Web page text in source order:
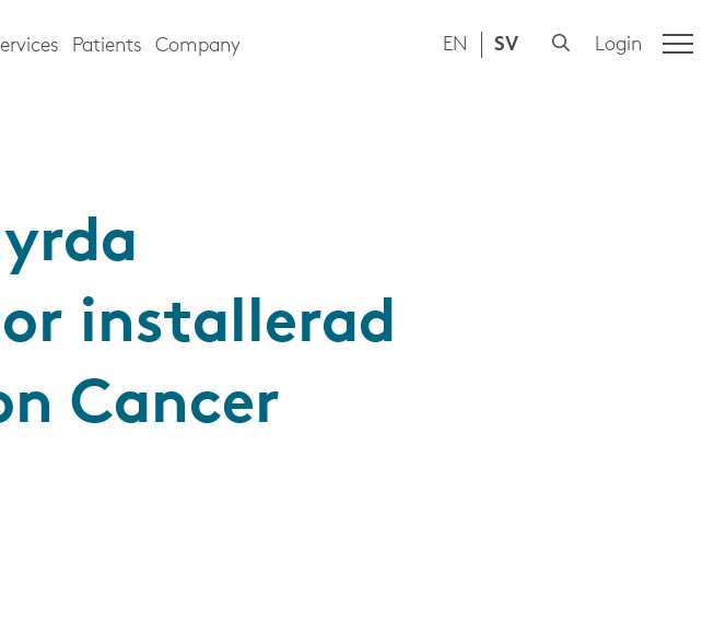
Patients Company EN SV Login
installerad
Cancer